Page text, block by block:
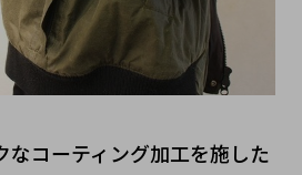
なコーティング加工を施した